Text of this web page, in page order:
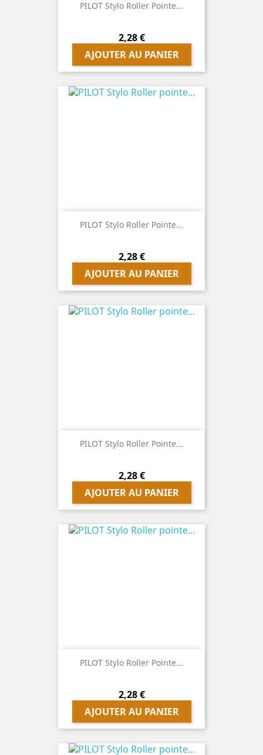
PILOT Stylo Roller Pointe...
Prix
2,28 €
AJOUTER AU PANIER
PILOT Stylo Roller Pointe...
Prix
2,28 €
AJOUTER AU PANIER
PILOT Stylo Roller Pointe...
Prix
2,28 €
AJOUTER AU PANIER
PILOT Stylo Roller Pointe...
Prix
2,28 €
AJOUTER AU PANIER